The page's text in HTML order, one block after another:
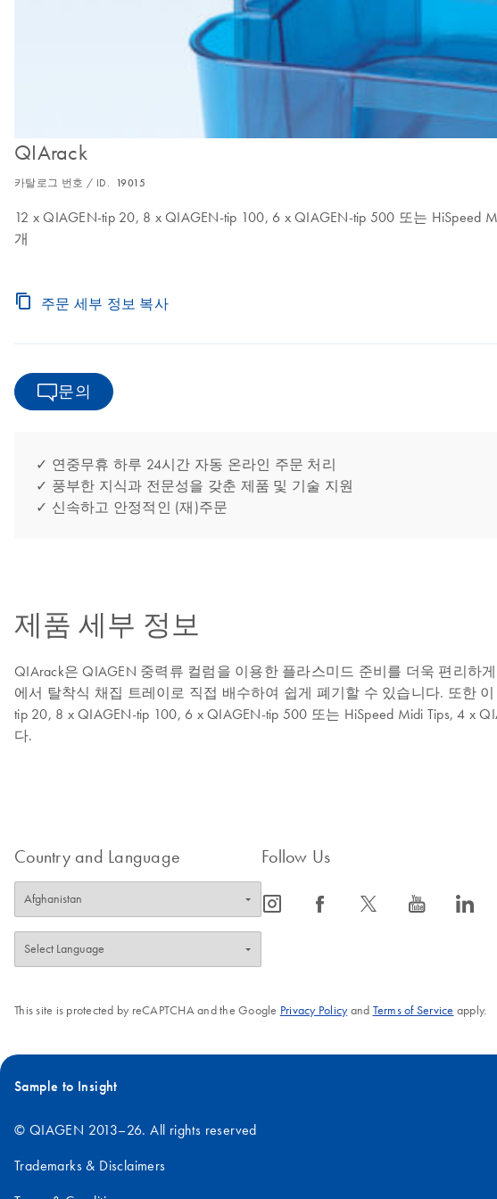
QIArack
카탈로그 번호 / ID. 19015
12 x QIAGEN-tip 20, 8 x QIAGEN-tip 100, 6 x QIAGEN-tip 500 또는 HiSpeed
개
주문 세부 정보 복사
문의
✓ 연중무휴 하루 24시간 자동 온라인 주문 처리
✓ 풍부한 지식과 전문성을 갖춘 제품 및 기술 지원
✓ 신속하고 안정적인 (재)주문
제품 세부 정보
QIArack은 QIAGEN 중력류 컬럼을 이용한 플라스미드 준비를 더욱 편리하
에서 탈착식 채집 트레이로 직접 배수하여 쉽게 폐기할 수 있습니다. 또한
tip 20, 8 x QIAGEN-tip 100, 6 x QIAGEN-tip 500 또는 HiSpeed Midi Tips, 4 x
다.
Country and Language Follow Us
icon_0065_instagram-s icon_0064_facebook-s icon_0340_cc_gen_x-s icon_0077_youtube-s icon_0066_linkedin-s
This site is protected by reCAPTCHA and the Google Privacy Policyand Terms of Service apply.
Sample to Insight
© QIAGEN 2013–26. All rights reserved
Trademarks & Disclaimers